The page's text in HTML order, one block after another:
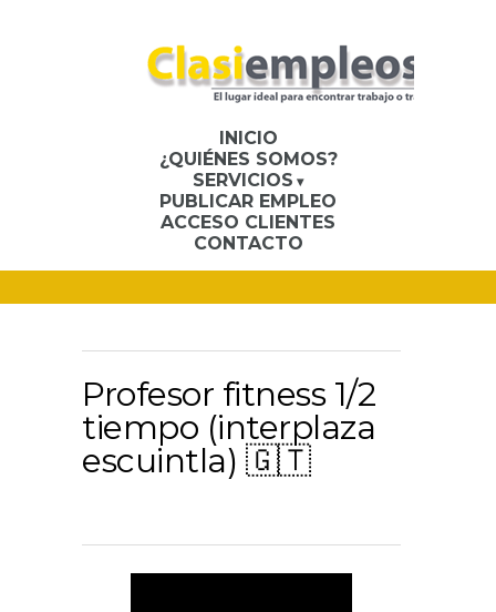
INICIO
¿QUIÉNES SOMOS?
SERVICIOS
PUBLICAR EMPLEO
ACCESO CLIENTES
CONTACTO
Profesor fitness 1/2
tiempo (interplaza
escuintla) 🇬🇹